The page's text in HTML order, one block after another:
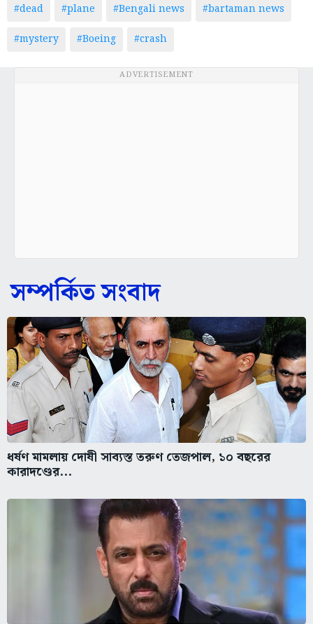
#dead #plane #Bengali news
#bartaman news
#mystery
#Boeing #crash
ADVERTISEMENT
সম্পর্কিত সংবাদ
ধর্ষণ মামলায় দোষী সাব্যস্ত তরুণ তেজপাল, ১০ বছরের
কারাদণ্ডের...